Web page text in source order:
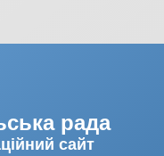
рада
сайт